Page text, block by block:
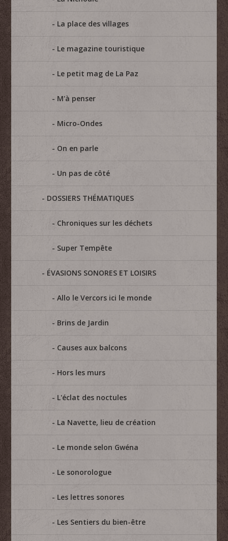
La place des villages
Le magazine touristique
Le petit mag de La Paz
M'à penser
Micro-Ondes
On en parle
Un pas de côté
DOSSIERS THÉMATIQUES
Chroniques sur les déchets
Super Tempête
ÉVASIONS SONORES ET LOISIRS
Allo le Vercors ici le monde
Brins de Jardin
Causes aux balcons
Hors les murs
L'éclat des noctules
La Navette, lieu de création
Le monde selon Gwéna
Le sonorologue
Les lettres sonores
Les Sentiers du bien-être